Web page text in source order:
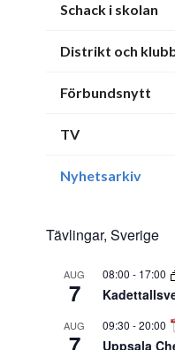
Schack i skolan
Distrikt och
Förbundsnytt
TV
Nyhetsarkiv
Tävlingar, Sverige
AUG
7
08:00 - 17:00
AUG
7
09:30 -20:00
Uppsala